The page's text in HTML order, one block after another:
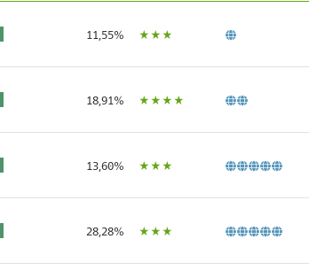
11,55% ÙÙÙ
18,91% ÙÙÙÙ
13,60% ÙÙÙ
28,28% ÙÙÙ